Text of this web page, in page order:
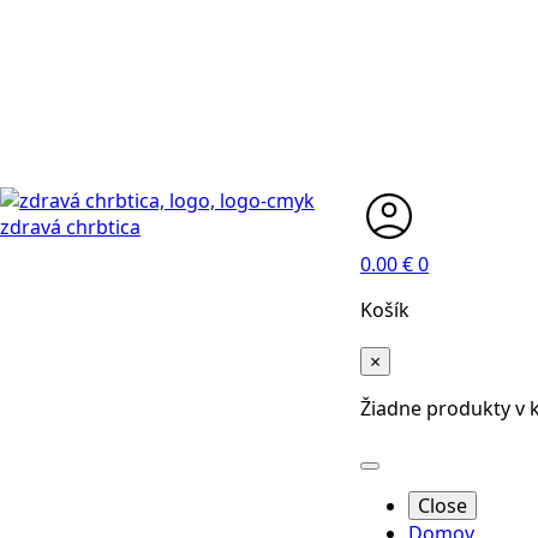
0.00€0
Košík
×
Žiadne produkty v
Close